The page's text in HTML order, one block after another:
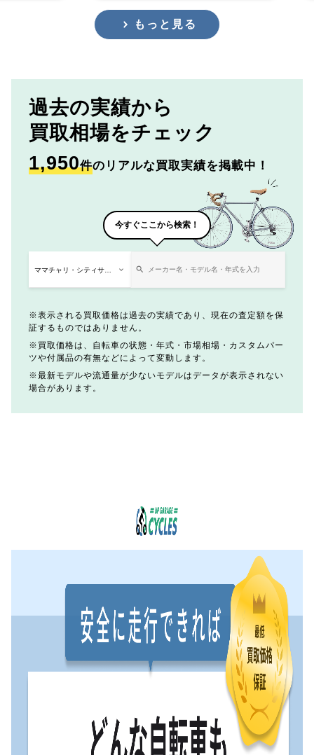
もっと見る
過去の実績から
買取相場をチェック
1,950件のリアルな買取実績を掲載中！
今すぐここから検索！
表示される買取価格は過去の実績であり、現在の査定額を保
証するものではありません。
買取価格は、自転車の状態・年式・市場相場・カスタムパー
ツや付属品の有無などによって変動します。
最新モデルや流通量が少ないモデルはデータが表示されない
場合があります。